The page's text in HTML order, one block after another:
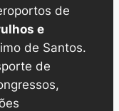
de
e
de Santos.
de